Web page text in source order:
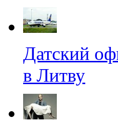
Датский
в Литву